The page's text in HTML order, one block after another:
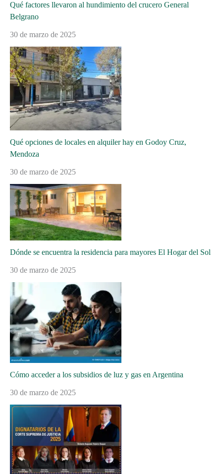
Qué factores llevaron al hundimiento del crucero General
Belgrano
30 de marzo de 2025
Qué opciones de locales en alquiler hay en Godoy Cruz,
Mendoza
30 de marzo de 2025
Dónde se encuentra la residencia para mayores El Hogar del Sol
30 de marzo de 2025
Cómo acceder a los subsidios de luz y gas en Argentina
30 de marzo de 2025